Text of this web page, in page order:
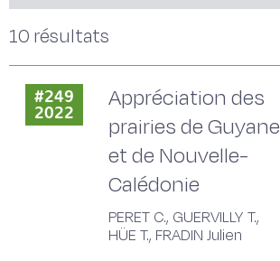
10 résultats
#249
2022
Appréciation des
prairies de Guyane
et de Nouvelle-
Calédonie
PERET C., GUERVILLY T.,
HÜE T., FRADIN Julien